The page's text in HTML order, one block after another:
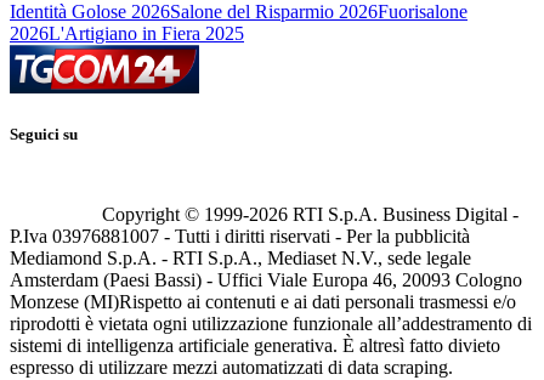
Identità Golose 2026Salone del Risparmio 2026Fuorisalone
2026L'Artigiano in Fiera 2025
Seguici su
Copyright © 1999-2026 RTI S.p.A. Business Digital -
P.Iva 03976881007 - Tutti i diritti riservati - Per la pubblicità
Mediamond S.p.A. - RTI S.p.A., Mediaset N.V., sede legale
Amsterdam (Paesi Bassi) - Uffici Viale Europa 46, 20093 Cologno
Monzese (MI)Rispetto ai contenuti e ai dati personali trasmessi e/o
riprodotti è vietata ogni utilizzazione funzionale all’addestramento di
sistemi di intelligenza artificiale generativa. È altresì fatto divieto
espresso di utilizzare mezzi automatizzati di data scraping.